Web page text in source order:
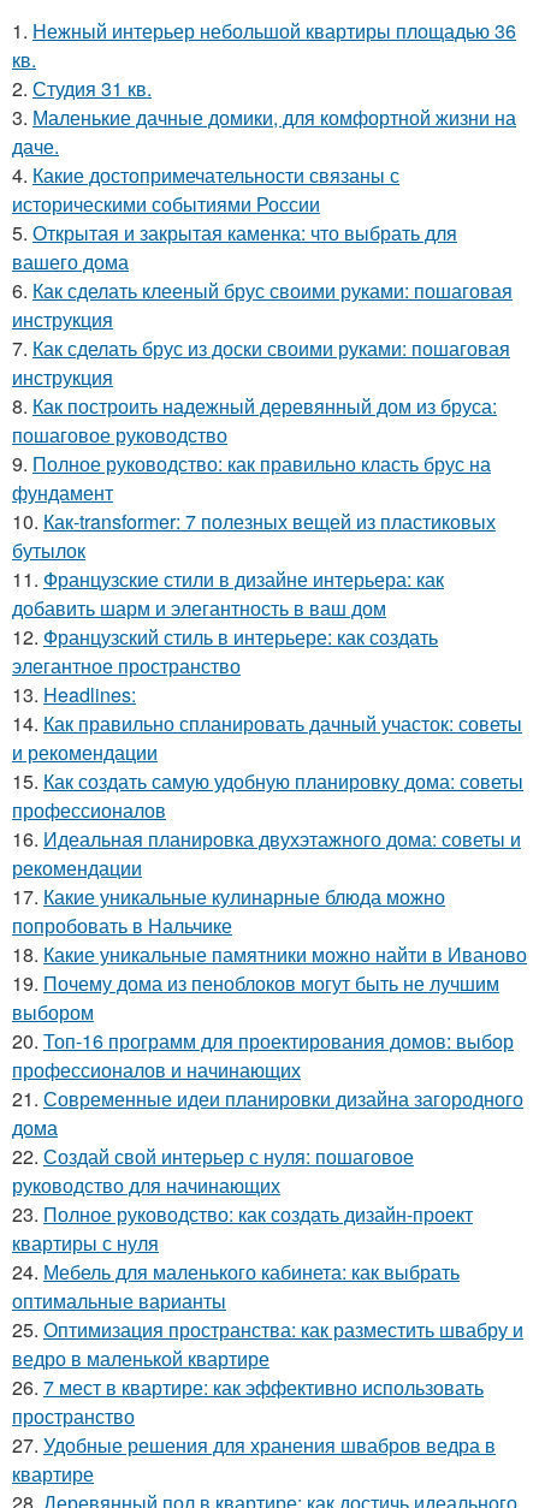
1. Нежный интерьер небольшой квартиры площадью 36
кв.
2. Студия 31 кв.
3. Маленькие дачные домики, для комфортной жизни на
даче.
4. Какие достопримечательности связаны с
историческими событиями России
5. Открытая и закрытая каменка: что выбрать для
вашего дома
6. Как сделать клееный брус своими руками: пошаговая
инструкция
7. Как сделать брус из доски своими руками: пошаговая
инструкция
8. Как построить надежный деревянный дом из бруса:
пошаговое руководство
9. Полное руководство: как правильно класть брус на
фундамент
10. Как-transformer: 7 полезных вещей из пластиковых
бутылок
11. Французские стили в дизайне интерьера: как
добавить шарм и элегантность в ваш дом
12. Французский стиль в интерьере: как создать
элегантное пространство
13. Headlines:
14. Как правильно спланировать дачный участок: советы
и рекомендации
15. Как создать самую удобную планировку дома: советы
профессионалов
16. Идеальная планировка двухэтажного дома: советы и
рекомендации
17. Какие уникальные кулинарные блюда можно
попробовать в Нальчике
18. Какие уникальные памятники можно найти в Иваново
19. Почему дома из пеноблоков могут быть не лучшим
выбором
20. Топ-16 программ для проектирования домов: выбор
профессионалов и начинающих
21. Современные идеи планировки дизайна загородного
дома
22. Создай свой интерьер с нуля: пошаговое
руководство для начинающих
23. Полное руководство: как создать дизайн-проект
квартиры с нуля
24. Мебель для маленького кабинета: как выбрать
оптимальные варианты
25. Оптимизация пространства: как разместить швабру и
ведро в маленькой квартире
26. 7 мест в квартире: как эффективно использовать
пространство
27. Удобные решения для хранения швабров ведра в
квартире